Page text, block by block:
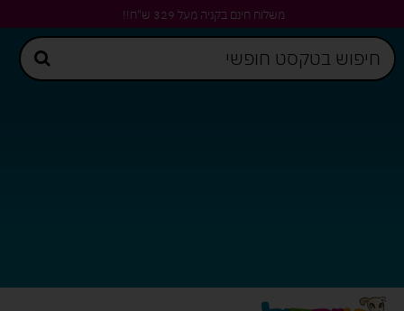
משלוח חינם בקניה מעל 329 ש"ח!!